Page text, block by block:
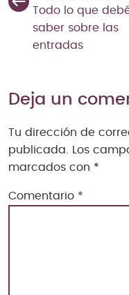
Todo lo que
saber sobre las
entradas
Deja un
Tu dirección de
publicada. Los
marcados con *
Comentario *